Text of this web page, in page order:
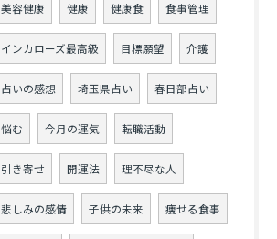
美容健康 健康 健康食 食事管理
インカローズ最高級 目標願望 介護
占いの感想 埼玉県占い 春日部占い
悩む 今月の運気 転職活動
引き寄せ 開運法 理不尽な人
悲しみの感情 子供の未来 痩せる食事